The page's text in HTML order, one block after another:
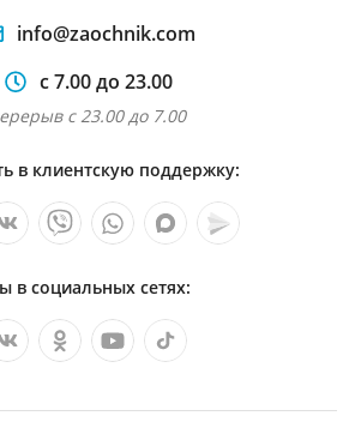
info@zaochnik.com
с 7.00 до 23.00
с 23.00 до 7.00
в клиентскую поддержку:
в социальных сетях: